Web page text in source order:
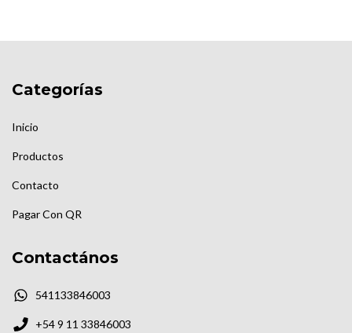
Categorías
Inicio
Productos
Contacto
Pagar Con QR
Contactános
541133846003
+54 9 11 33846003